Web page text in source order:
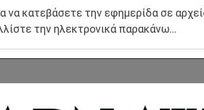
να κατεβάσετε την εφημερίδα σε
την ηλεκτρονικά παρακάνω…